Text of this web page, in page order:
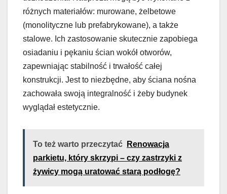
różnych materiałów: murowane, żelbetowe
(monolityczne lub prefabrykowane), a także
stalowe. Ich zastosowanie skutecznie zapobiega
osiadaniu i pękaniu ścian wokół otworów,
zapewniając stabilność i trwałość całej
konstrukcji. Jest to niezbędne, aby ściana nośna
zachowała swoją integralność i żeby budynek
wyglądał estetycznie.
To też warto przeczytać
Renowacja
parkietu, który skrzypi – czy zastrzyki z
żywicy mogą uratować starą podłogę?